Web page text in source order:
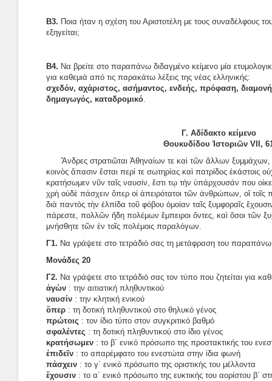
Β3. Ποια ήταν η σχέση του Αριστοτέλη με τους συναδέλφους
εξηγείται;
Β4. Να βρείτε στο παραπάνω διδαγμένο κείμενο μία
για καθεμιά από τις παρακάτω λέξεις της νέας ελληνικής:
σχεδόν, αχάριστος, ασήμαντος, ενδεής, πρόφαση, διαμονή,
δημαγωγός, καταδρομικό.
Γ. Αδίδακτο κείμενο
Θουκυδίδου Ἱστοριῶν VII,
Ἄνδρες στρατιῶται Ἀθηναίων τε καὶ τῶν ἄλλων
κοινὸς ἅπασιν ἔσται περί τε σωτηρίας καὶ πατρίδος ἑκάστοις
κρατήσωμεν νῦν ταῖς ναυσίν, ἔστι τῳ τὴν ὑπάρχουσάν που
χρὴ οὐδὲ πάσχειν ὅπερ οἱ ἀπειρότατοι τῶν ἀνθρώπων, οἳ τοῖς
διὰ παντὸς τὴν ἐλπίδα τοῦ φόβου ὁμοίαν ταῖς ξυμφοραῖς
πάρεστε, πολλῶν ἤδη πολέμων ἔμπειροι ὄντες, καὶ ὅσοι τῶν
μνήσθητε τῶν ἐν τοῖς πολέμοις παραλόγων.
Γ1. Να γράψετε στο τετράδιό σας τη μετάφραση του παραπάνω
Μονάδες 20
Γ2. Να γράψετε στο τετράδιό σας τον τύπο που ζητείται για
ἀγὼν : την αιτιατική πληθυντικού
ναυσίν : την κλητική ενικού
ὅπερ : τη δοτική πληθυντικού στο θηλυκό γένος
πρώτοις : τον ίδιο τύπο στον συγκριτικό βαθμό
σφαλέντες : τη δοτική πληθυντικού στο ίδιο γένος
κρατήσωμεν : το β΄ ενικό πρόσωπο της προστακτικής του
ἐπιδεῖν : το απαρέμφατο του ενεστώτα στην ίδια φωνή
πάσχειν : το γ΄ ενικό πρόσωπο της οριστικής του μέλλοντα
ἔχουσιν : το α΄ ενικό πρόσωπο της ευκτικής του αορίστου β΄